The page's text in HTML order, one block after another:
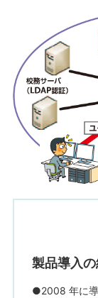
製品導入
●2008 年に導